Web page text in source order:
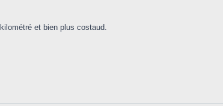
et bien plus costaud.